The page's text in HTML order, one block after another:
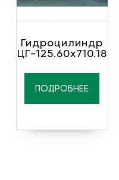
Гидроцилиндр
ЦГ-125.60х710.18
ПОДРОБНЕЕ